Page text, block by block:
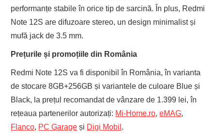
performanțe stabile în orice tip de sarcină. În plus, Redmi
Note 12S are difuzoare stereo, un design minimalist și
mufă jack de 3.5 mm.
Prețurile și promoțiile din România
Redmi Note 12S va fi disponibil în România, în varianta
de stocare 8GB+256GB și variantele de culoare Blue și
Black, la prețul recomandat de vânzare de 1.399 lei, în
rețeaua partenerilor autorizați: Mi-Home.ro,eMAG,
Flanco, PC Garage și Digi Mobil .